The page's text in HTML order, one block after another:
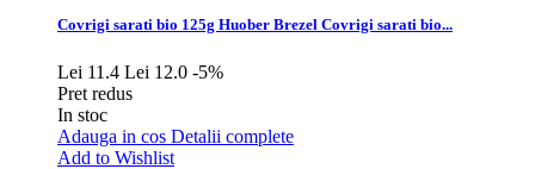
Covrigi sarati bio 125g Huober Brezel Covrigi sarati bio...
Lei 11.4 Lei 12.0 -5%
Pret redus
In stoc
Adauga in cos Detalii complete
Add to Wishlist